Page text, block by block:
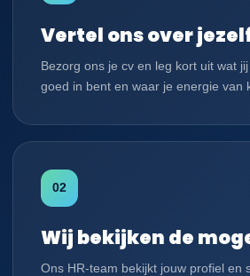
Vertel ons over
Bezorg ons je cv en leg kort uit wat
goed in bent en waar je energie van
02
Wij bekijken de
Ons HR-team bekijkt jouw profiel en